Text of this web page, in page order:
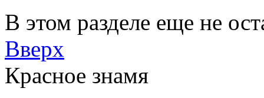
В этом разделе еще не
Вверх
Красное знамя